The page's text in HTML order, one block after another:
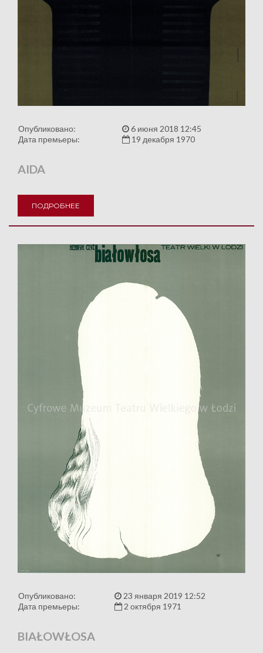
Опубликовано:
6 июня 2018 12:45
Дата премьеры:
19 декабря 1970
AIDA
ПОДРОБНЕЕ
Опубликовано:
23 января 2019 12:52
Дата премьеры:
2 октября 1971
BIAŁOWŁOSA